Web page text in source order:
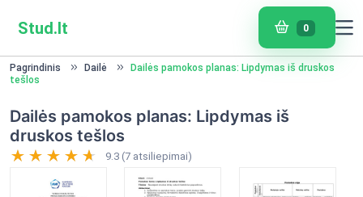
Stud.lt 0
Pagrindinis Dailė
Dailės pamokos planas: Lipdymas iš druskos
tešlos
Dailės pamokos planas: Lipdymas iš
druskos tešlos
9.3 (7 atsiliepimai)